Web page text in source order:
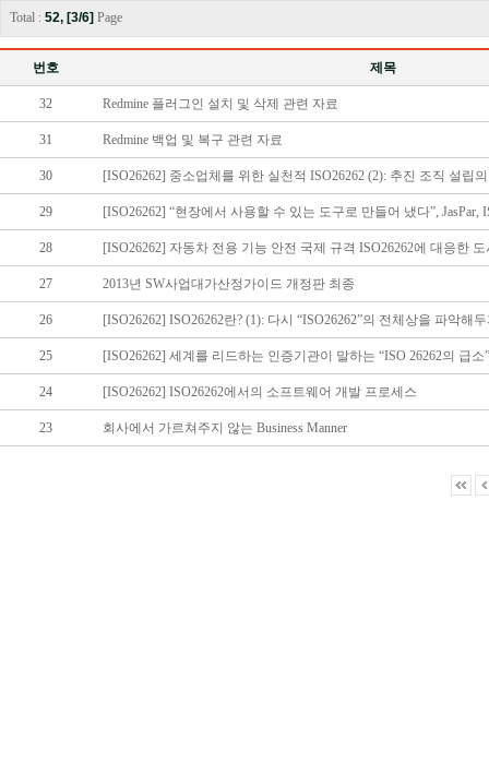
Total : 52, [3/6] Page
번호 제목
32 Redmine 플러그인 설치 및 삭제 관련 자료
31 Redmine 백업 및 복구 관련 자료
30 [ISO26262] 중소업체를 위한 실천적 ISO26262 (2): 추진 조직 설립
29 [ISO26262] “현장에서 사용할 수 있는 도구로 만들어 냈다”, JasPar,
28 [ISO26262] 자동차 전용 기능 안전 국제 규격 ISO26262에 대응한
27 2013년 SW사업대가산정가이드 개정판 최종
26 [ISO26262] ISO26262란? (1): 다시 “ISO26262”의 전체상을 파악해
25 [ISO26262] 세계를 리드하는 인증기관이 말하는 “ISO 26262의 급소”
24 [ISO26262] ISO26262에서의 소프트웨어 개발 프로세스
23 회사에서 가르쳐주지 않는 Business Manner